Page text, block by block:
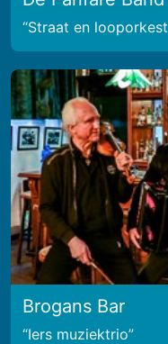
Straat en looporkest
Brogans Bar
Iers muziektrio